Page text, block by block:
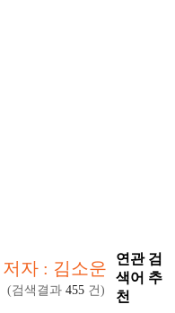
저자 : 김소운
(검색결과 455 건)
연관 검
색어 추
천